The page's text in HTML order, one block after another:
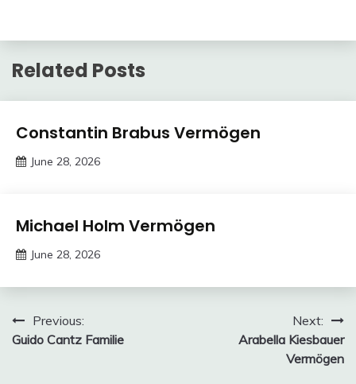
Related Posts
Vermogen
Constantin Brabus Vermögen
June 28, 2026
Vermogen
Michael Holm Vermögen
June 28, 2026
Post
navigation
Previous:
Guido Cantz Familie
Next:
Arabella Kiesbauer
Vermögen